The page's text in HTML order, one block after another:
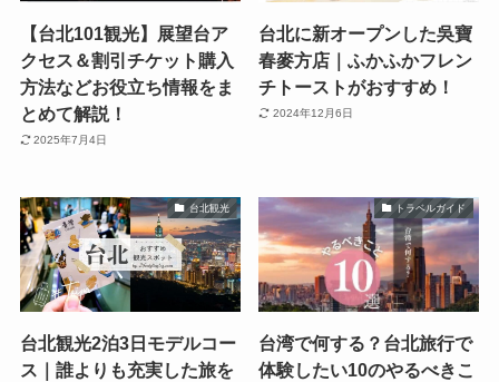
【台北101観光】展望台ア
クセス＆割引チケット購入
方法などお役立ち情報をま
とめて解説！
2025年7月4日
台北に新オープンした吳寶
春麥方店｜ふかふかフレン
チトーストがおすすめ！
2024年12月6日
台北観光
台北観光2泊3日モデルコー
ス｜誰よりも充実した旅を
トラベルガイド
台湾で何する？台北旅行で
体験したい10のやるべきこ